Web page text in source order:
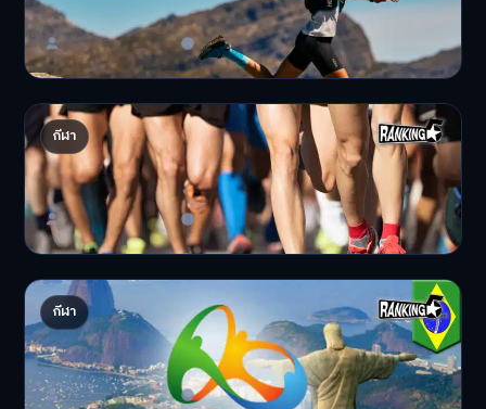
ในที่สุดก็เข้าช่วงหน้า…
Master Bussiness 11 พฤศจิกายน 2025
กีฬา
5 อันดับเรื่องน่ารู้สำหรับนักวิ่งมือใหม่ First
running
ช่วงต้นเดือนมิถุนายนที…
Master Bussiness 10 พฤศจิกายน 2025
กีฬา
5 อันดับนวัตกรรมทางเทคโนโลยีที่ถูกนำมาใช้ใน
Olympics Game
ในการแข่งขันกีฬา Olymp…
Master Bussiness 31 ตุลาคม 2025